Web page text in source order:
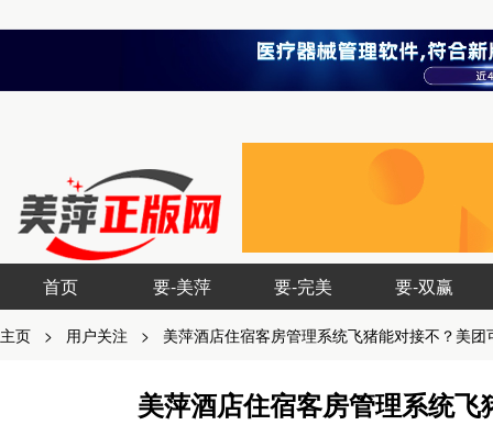
首页 要-美萍 要-完美 要-双赢
主页 > 用户关注 > 美萍酒店住宿客房管理系统飞猪能对接不？美团
美萍酒店住宿客房管理系统